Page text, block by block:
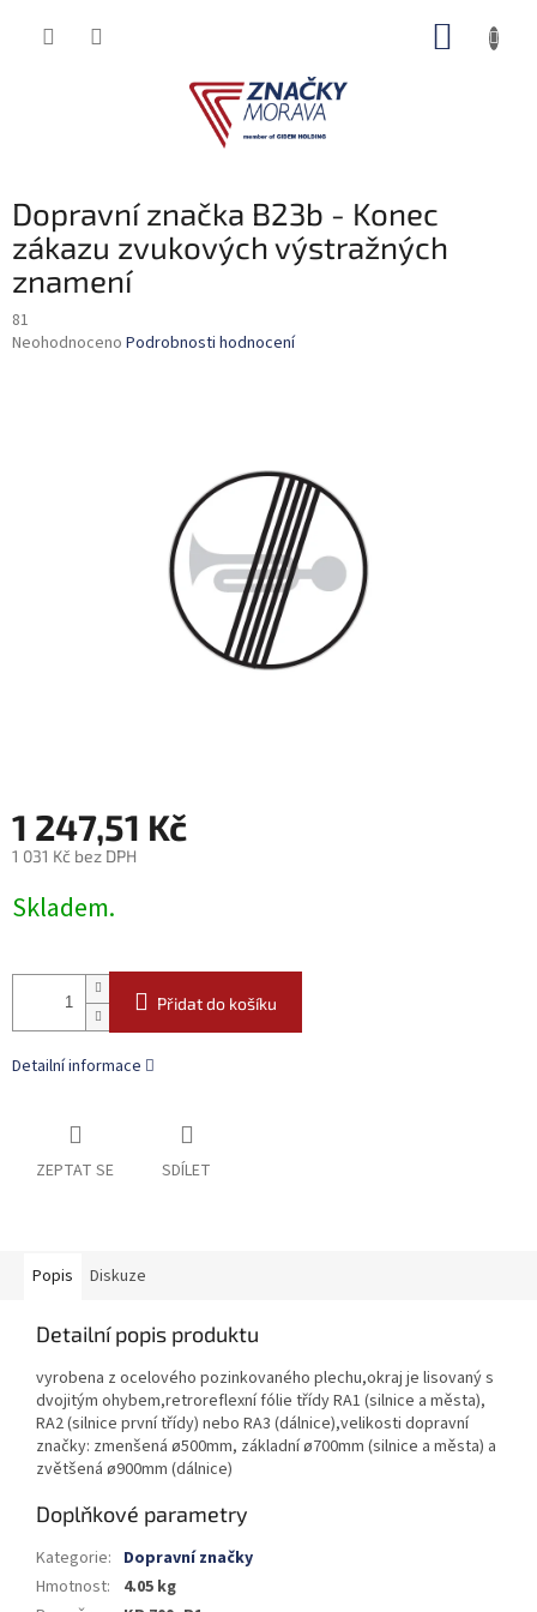
Dopravní značka B23b - Konec
zákazu zvukových výstražných
znamení
81
Průměrné
Neohodnoceno Podrobnosti hodnocení
1 247,51 Kč
1 031 Kč bez DPH
cena:
Skladem.
Přidat do košíku
Detailní informace
ZEPTAT SE SDÍLET
Popis Diskuze
Detailní popis produktu
vyrobena z ocelového pozinkovaného plechu,okraj je lisovaný s
dvojitým ohybem,retroreflexní fólie třídy RA1 (silnice a města),
RA2 (silnice první třídy) nebo RA3 (dálnice),velikosti dopravní
značky: zmenšená ø500mm, základní ø700mm (silnice a města) a
zvětšená ø900mm (dálnice)
Doplňkové parametry
Kategorie: Dopravní značky
Hmotnost:
4.05 kg